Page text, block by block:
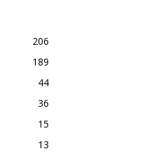
206
189
44
36
15
13